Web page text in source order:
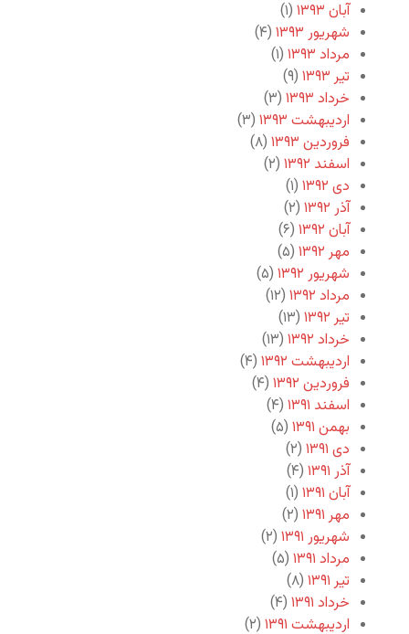
آبان ۱۳۹۳
(۱)
شهریور ۱۳۹۳
(۴)
مرداد ۱۳۹۳
(۱)
تیر ۱۳۹۳
(۹)
خرداد ۱۳۹۳
(۳)
اردیبهشت ۱۳۹۳
(۳)
فروردین ۱۳۹۳
(۸)
اسفند ۱۳۹۲
(۲)
دی ۱۳۹۲
(۱)
آذر ۱۳۹۲
(۲)
آبان ۱۳۹۲
(۶)
مهر ۱۳۹۲
(۵)
شهریور ۱۳۹۲
(۵)
مرداد ۱۳۹۲
(۱۲)
تیر ۱۳۹۲
(۱۳)
خرداد ۱۳۹۲
(۱۳)
اردیبهشت ۱۳۹۲
(۴)
فروردین ۱۳۹۲
(۴)
اسفند ۱۳۹۱
(۴)
بهمن ۱۳۹۱
(۵)
دی ۱۳۹۱
(۲)
آذر ۱۳۹۱
(۴)
آبان ۱۳۹۱
(۱)
مهر ۱۳۹۱
(۲)
شهریور ۱۳۹۱
(۲)
مرداد ۱۳۹۱
(۵)
تیر ۱۳۹۱
(۸)
خرداد ۱۳۹۱
(۴)
اردیبهشت ۱۳۹۱
(۲)